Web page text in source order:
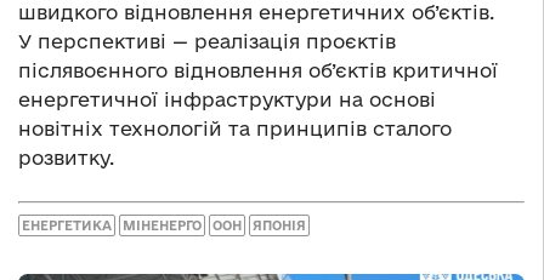
швидкого відновлення енергетичних об’єктів.
У перспективі — реалізація проєктів
післявоєнного відновлення об’єктів критичної
енергетичної інфраструктури на основі
новітніх технологій та принципів сталого
розвитку.
ЕНЕРГЕТИКА МІНЕНЕРГО ООН ЯПОНІЯ